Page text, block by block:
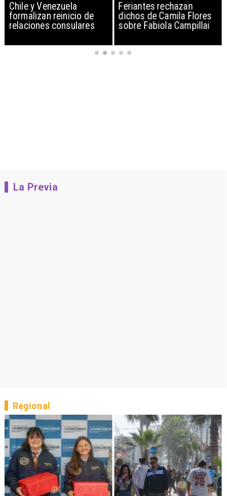
Chile y Venezuela
formalizan reinicio de
relaciones consulares
Feriantes rechazan
dichos de Camila Flores
sobre Fabiola Campillai
La Previa
Regional